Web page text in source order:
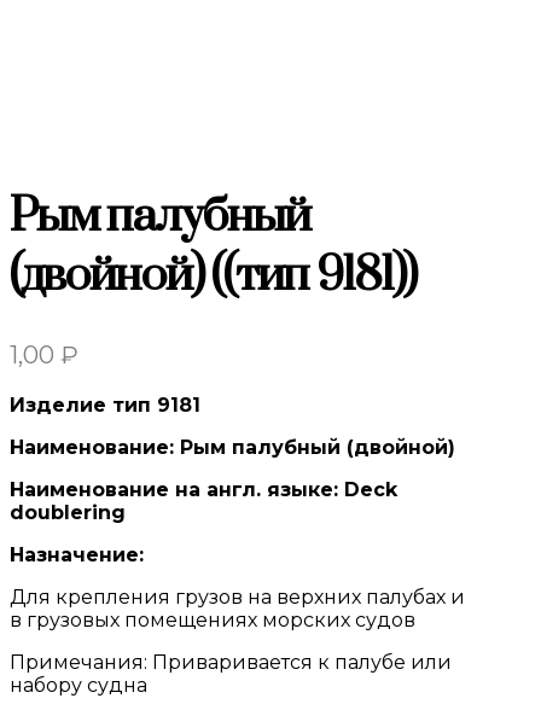
Рым палубный
(двойной) ((тип 9181))
1,00 ₽
Изделие тип 9181
Наименование: Рым палубный (двойной)
Наименование на англ. языке: Deck
doublering
Назначение:
Для крепления грузов на верхних палубах и
в гру­зовых помещениях морс­ких судов
Примечания: Приваривается к палубе или
набору судна